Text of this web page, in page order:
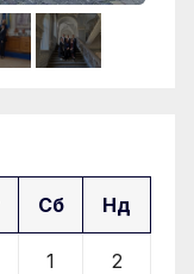
Сб Нд
1 2